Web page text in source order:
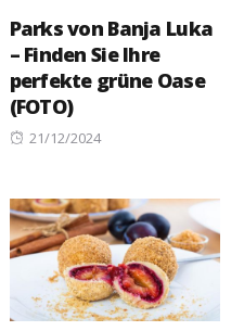
Parks von Banja Luka
– Finden Sie Ihre
perfekte grüne Oase
(FOTO)
Posted
21/12/2024